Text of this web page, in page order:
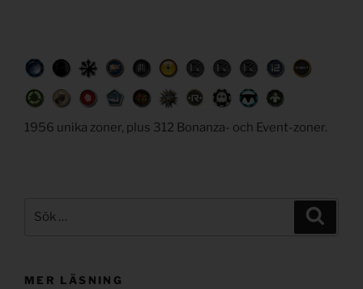
1956 unika zoner, plus 312 Bonanza- och Event-zoner.
MER LÄSNING